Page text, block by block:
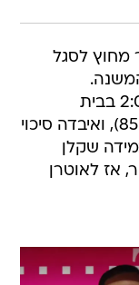
מחוץ לסגל
קייזרסלאוטרן הפסידה שוב, הפעם 2:0 בבית
לנירנברג (אלמוג כהן נכנס בדקה ה-85), ואיבדה סיכוי
שקלן
אז לאוטרן